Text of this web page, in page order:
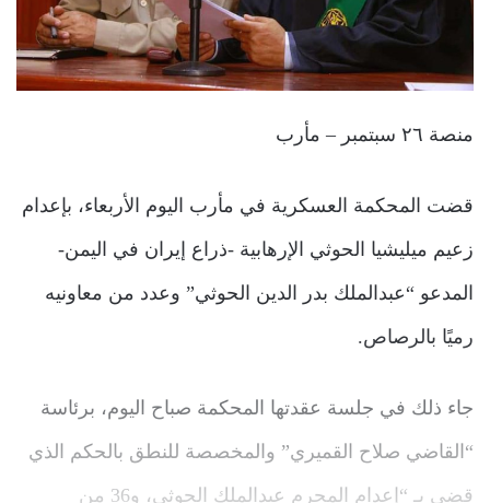
منصة ٢٦ سبتمبر – مأرب
قضت المحكمة العسكرية في مأرب اليوم الأربعاء، بإعدام
زعيم ميليشيا الحوثي الإرهابية -ذراع إيران في اليمن-
المدعو “عبدالملك بدر الدين الحوثي” وعدد من معاونيه
رميًا بالرصاص.
جاء ذلك في جلسة عقدتها المحكمة صباح اليوم، برئاسة
“القاضي صلاح القميري” والمخصصة للنطق بالحكم الذي
قضى بـ “إعدام المجرم عبدالملك الحوثي، و36 من